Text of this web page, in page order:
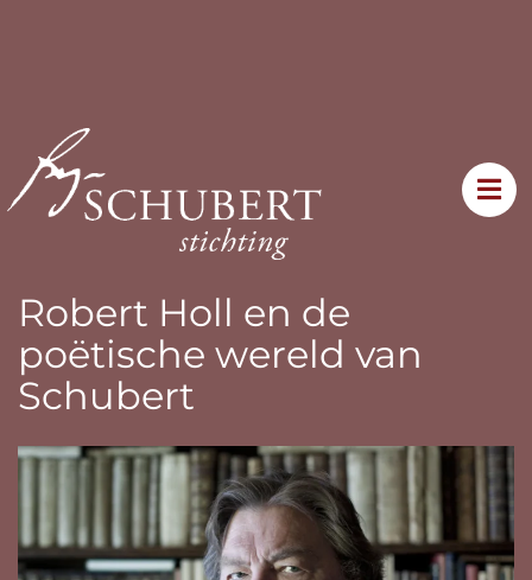
Robert Holl en de
poëtische wereld van
Schubert